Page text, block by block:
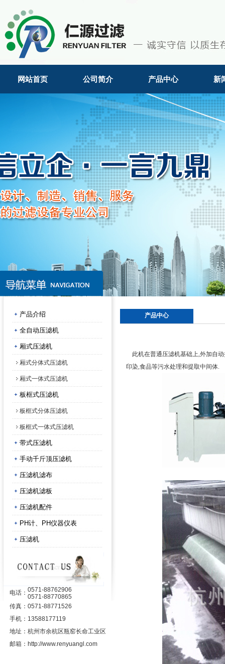
网站首页 公司简介 产品中心 新
产品介绍
全自动压滤机
厢式压滤机
厢式分体式压滤机
厢式一体式压滤机
板框式压滤机
板框式分体压滤机
板框式一体式压滤机
带式压滤机
手动千斤顶压滤机
压滤机滤布
压滤机滤板
压滤机配件
PH计、PH仪器仪表
压滤机
电话： 0571-88762906
0571-88770865
传真： 0571-88771526
手机： 13588177119
地址： 杭州市余杭区瓶窑长命工业区
邮箱： http://www.renyuangl.com
产品中心
此机在普通压滤机基础上,外加自动
印染,食品等污水处理和提取中间体.